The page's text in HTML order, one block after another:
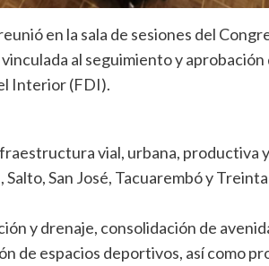
en la sala de sesiones del
al seguimiento y
Interior (FDI).
vial, urbana, productiva
San José, Tacuarembó y
y drenaje, consolidación de
de espacios deportivos, así como